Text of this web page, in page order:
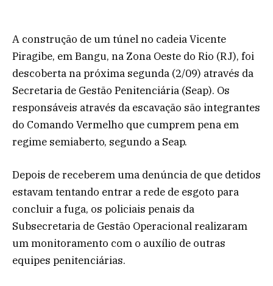
A construção de um túnel no cadeia Vicente
Piragibe, em Bangu, na Zona Oeste do Rio (RJ), foi
descoberta na próxima segunda (2/09) através da
Secretaria de Gestão Penitenciária (Seap). Os
responsáveis através da escavação são integrantes
do Comando Vermelho que cumprem pena em
regime semiaberto, segundo a Seap.
Depois de receberem uma denúncia de que detidos
estavam tentando entrar a rede de esgoto para
concluir a fuga, os policiais penais da
Subsecretaria de Gestão Operacional realizaram
um monitoramento com o auxílio de outras
equipes penitenciárias.